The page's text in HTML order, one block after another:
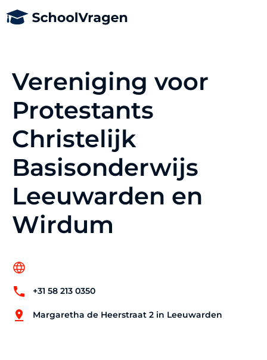
Vereniging voor
Protestants
Christelijk
Basisonderwijs
Leeuwarden en
Wirdum
+31 58 213 0350
Margaretha de Heerstraat 2 in Leeuwarden